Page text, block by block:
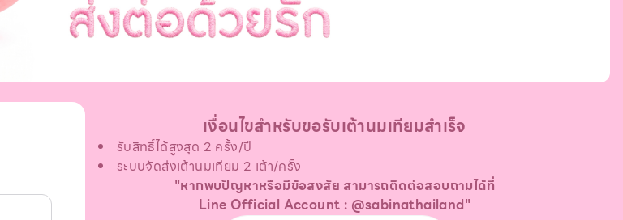
เงื่อนไขสำหรับขอรับเต้านมเทียมสำเร็จ
รับสิทธิ์ได้สูงสุด 2 ครั้ง/ปี
ระบบจัดส่งเต้านมเทียม 2 เต้า/ครั้ง
"หากพบปัญหาหรือมีข้อสงสัย สามารถติดต่อสอบถามได้ที่
Line Official Account : @sabinathailand"